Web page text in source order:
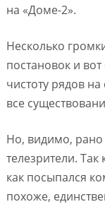
на «Доме-2».
Несколько
постановок и
чистоту рядов
все
Но, видимо,
телезрители.
как посыпался
похоже,